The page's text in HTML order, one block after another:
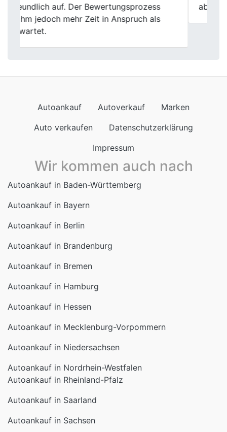
ab. Genau das war mir wichtig.
Auto verkaufen
Datenschutzerklärung
Impressum
Wir kommen auch nach
Autoankauf in Baden-Württemberg
Autoankauf in Bayern
Autoankauf in Berlin
Autoankauf in Brandenburg
Autoankauf in Bremen
Autoankauf in Hamburg
Autoankauf in Hessen
Autoankauf in Mecklenburg-Vorpommern
Autoankauf in Niedersachsen
Autoankauf in Nordrhein-Westfalen
Autoankauf in Saarland
Autoankauf in Sachsen
Autoankauf in Sachsen-Anhalt